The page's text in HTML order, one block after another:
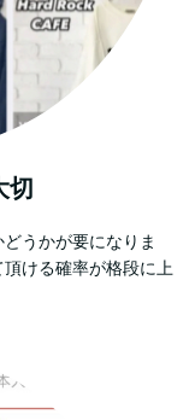
切
うかが要になりま
ける確率が格段に上